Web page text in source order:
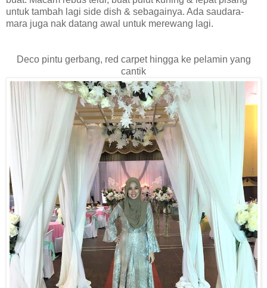
untuk tambah lagi side dish & sebagainya. Ada saudara-
mara juga nak datang awal untuk merewang lagi.
Deco pintu gerbang, red carpet hingga ke pelamin yang
cantik